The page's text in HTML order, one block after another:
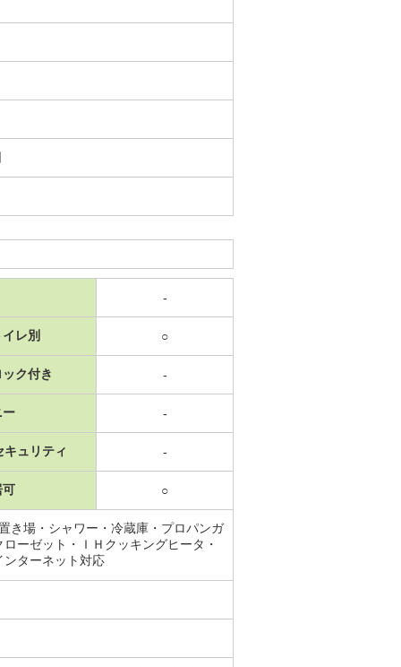
-
レ別 ○
ク付き -
ー -
キュリティ -
可 ○
き場・シャワー・冷蔵庫・プロパンガ
ーゼット・ＩＨクッキングヒータ・
ンターネット対応